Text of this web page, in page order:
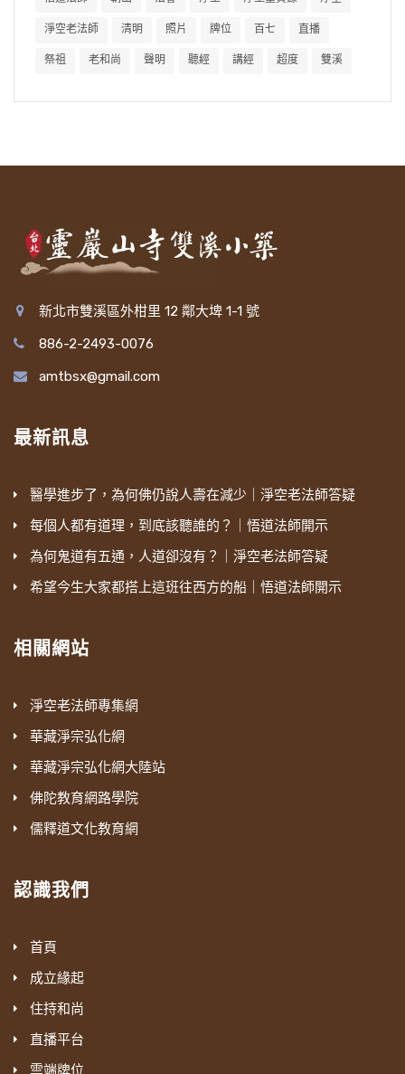
淨空老法師 清明 照片 牌位 百七 直播
祭祖 老和尚 聲明 聽經 講經 超度 雙溪
新北市雙溪區外柑里 12 鄰大埤 1-1 號
886-2-2493-0076
amtbsx@gmail.com
最新訊息
醫學進步了，為何佛仍說人壽在減少｜淨空老法師答疑
每個人都有道理，到底該聽誰的？｜悟道法師開示
為何鬼道有五通，人道卻沒有？｜淨空老法師答疑
希望今生大家都搭上這班往西方的船｜悟道法師開示
相關網站
淨空老法師專集網
華藏淨宗弘化網
華藏淨宗弘化網大陸站
佛陀教育網路學院
儒釋道文化教育網
認識我們
首頁
成立緣起
住持和尚
直播平台
雲端牌位